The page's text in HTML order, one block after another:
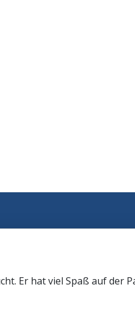
Er hat viel Spaß auf der